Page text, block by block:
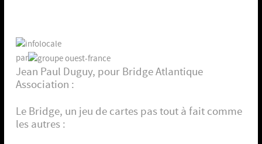
par
Jean Paul Duguy, pour Bridge Atlantique
Association :
Le Bridge, un jeu de cartes pas tout à fait comme
les autres :